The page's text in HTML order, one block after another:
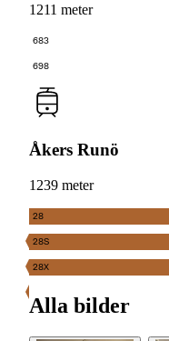
1211 meter
683
698
Åkers Runö
1239 meter
28
28S
28X
Alla bilder